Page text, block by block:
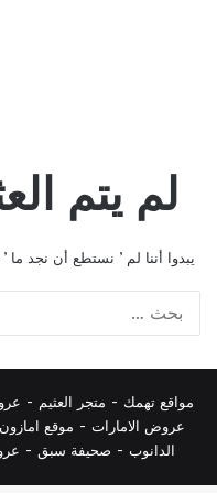
لم يتم
يبدوا أننا لم ’ نستطع أن نجد
مواقع تهمك - متجر العثيم -
عروض الامارات - موقع امازون
الدانوب - صحيفة سبق -